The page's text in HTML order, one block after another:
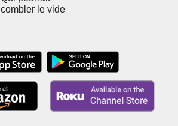
combler le vide